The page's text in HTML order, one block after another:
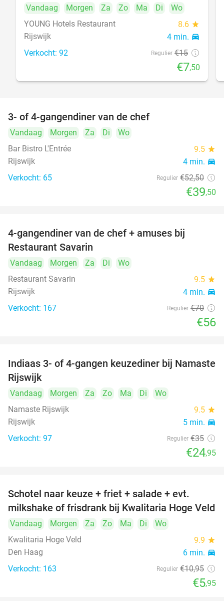
Vandaag
Morgen Za Zo Ma Di
Wo
YOUNG Hotels Restaurant
8.6 star
Rijswijk 4 min. directions_car
Verkocht: 92 Regulier €15
€7,50
3- of 4-gangendiner van de chef
Vandaag Morgen Za Di
Wo
Bar Bistro L'Entrée
9.5 star
Rijswijk 4 min. directions_car
Verkocht: 65 Regulier €52,50
€39,50
4-gangendiner van de chef + amuses bij
Restaurant Savarin
Vandaag Morgen Za Di
Wo
Restaurant Savarin
9.5 star
Rijswijk 4 min. directions_car
Verkocht: 167 Regulier €70
€56
29%
Indiaas 3- of 4-gangen keuzediner bij Namaste
Rijswijk
Vandaag Morgen Za Zo Ma Di
Wo
Namaste Rijswijk
9.5 star
Rijswijk 5 min. directions_car
Verkocht: 97 Regulier €35
€24,95
Schotel naar keuze + friet + salade + evt.
milkshake of frisdrank bij Kwalitaria Hoge Veld
Vandaag Morgen Za Zo Ma Di
Wo
Kwalitaria Hoge Veld
9.9 star
Den Haag 6 min. directions_car
Verkocht: 163 Regulier €10,95
€5,95